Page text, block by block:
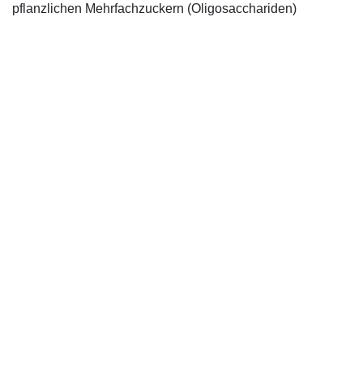
pflanzlichen Mehrfachzuckern (Oligosacchariden)